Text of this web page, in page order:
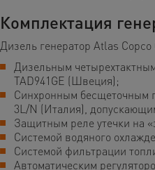
Комплектация
Дизель генератор Atlas Copco
Дизельным
TAD941GE (Швеция);
Синхронным бесщеточным
3L/N (Италия),
Защитным реле утечки на
Системой водяного
Системой фильтрации
Автоматическим